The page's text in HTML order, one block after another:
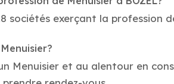
sociétés exerçant la profession
Menuisier et au alentour en